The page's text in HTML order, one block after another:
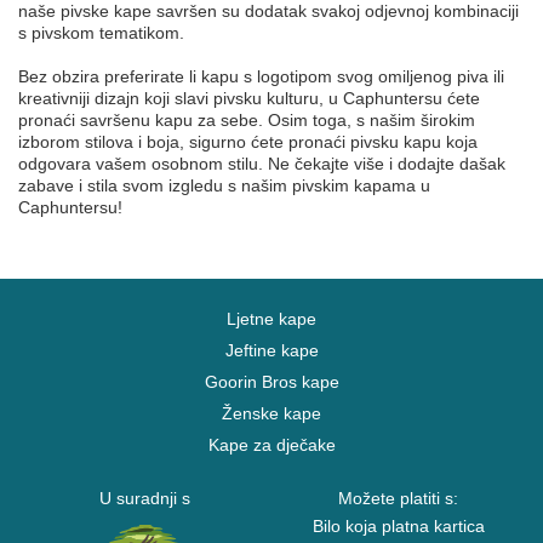
naše pivske kape savršen su dodatak svakoj odjevnoj kombinaciji
s pivskom tematikom.
Bez obzira preferirate li kapu s logotipom svog omiljenog piva ili
kreativniji dizajn koji slavi pivsku kulturu, u Caphuntersu ćete
pronaći savršenu kapu za sebe. Osim toga, s našim širokim
izborom stilova i boja, sigurno ćete pronaći pivsku kapu koja
odgovara vašem osobnom stilu. Ne čekajte više i dodajte dašak
zabave i stila svom izgledu s našim pivskim kapama u
Caphuntersu!
Ljetne kape
Jeftine kape
Goorin Bros kape
Ženske kape
Kape za dječake
U suradnji s
Možete platiti s:
Bilo koja platna kartica